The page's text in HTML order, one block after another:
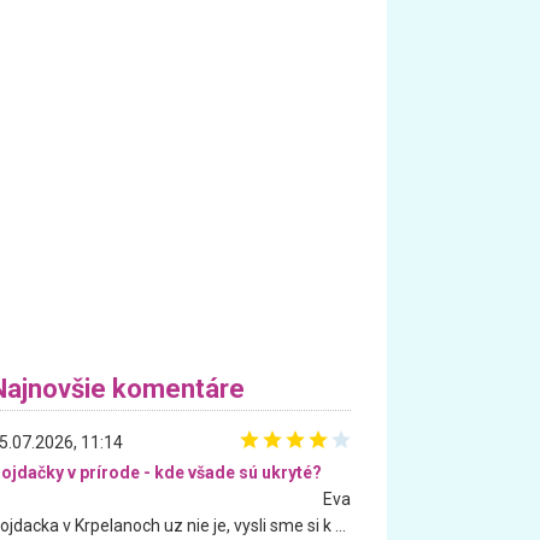
komentáre
11:14
v prírode - kde všade sú ukryté?
Eva